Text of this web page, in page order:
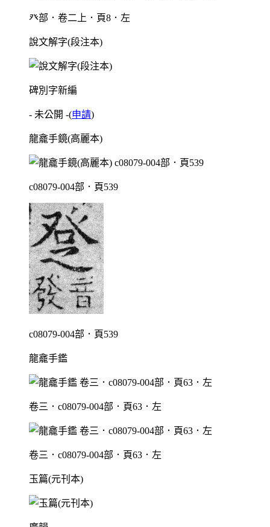
癶部．卷二上．頁8．左
說文解字(段注本)
碑別字新編
- 未公開 -(申請)
龍龕手鏡(高麗本)
c08079-004部．頁539
c08079-004部．頁539
龍龕手鑑
卷三．c08079-004部．頁63．左
卷三．c08079-004部．頁63．左
玉篇(元刊本)